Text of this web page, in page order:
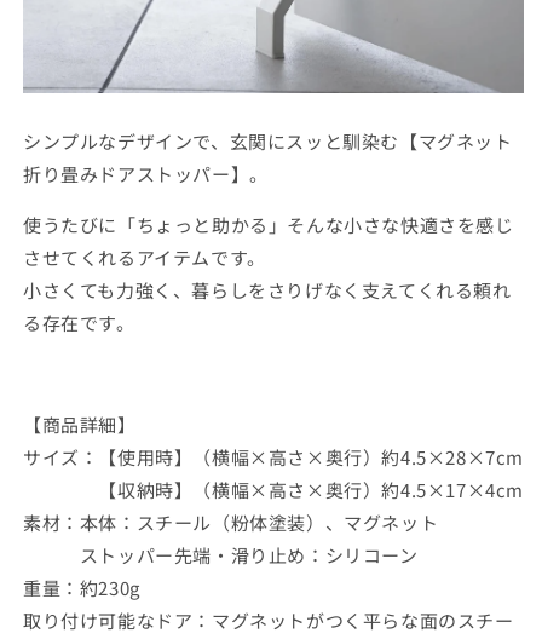
シンプルなデザインで、玄関にスッと馴染む【マグネット
折り畳みドアストッパー】。
使うたびに「ちょっと助かる」そんな小さな快適さを感じ
させてくれるアイテムです。
小さくても力強く、暮らしをさりげなく支えてくれる頼れ
る存在です。
【商品詳細】
サイズ：【使用時】（横幅×高さ×奥行）約4.5×28×7cm
【収納時】（横幅×高さ×奥行）約4.5×17×4cm
素材：本体：スチール（粉体塗装）、マグネット
ストッパー先端・滑り止め：シリコーン
重量：約230g
取り付け可能なドア：マグネットがつく平らな面のスチー